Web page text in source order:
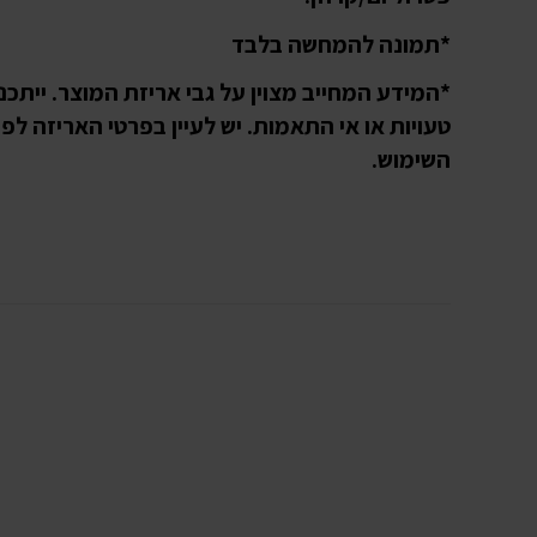
*תמונה להמחשה בלבד
*המידע המחייב מצוין על גבי אריזת המוצר.
טעויות או אי התאמות. יש לעיין בפרטי האריזה
השימוש.